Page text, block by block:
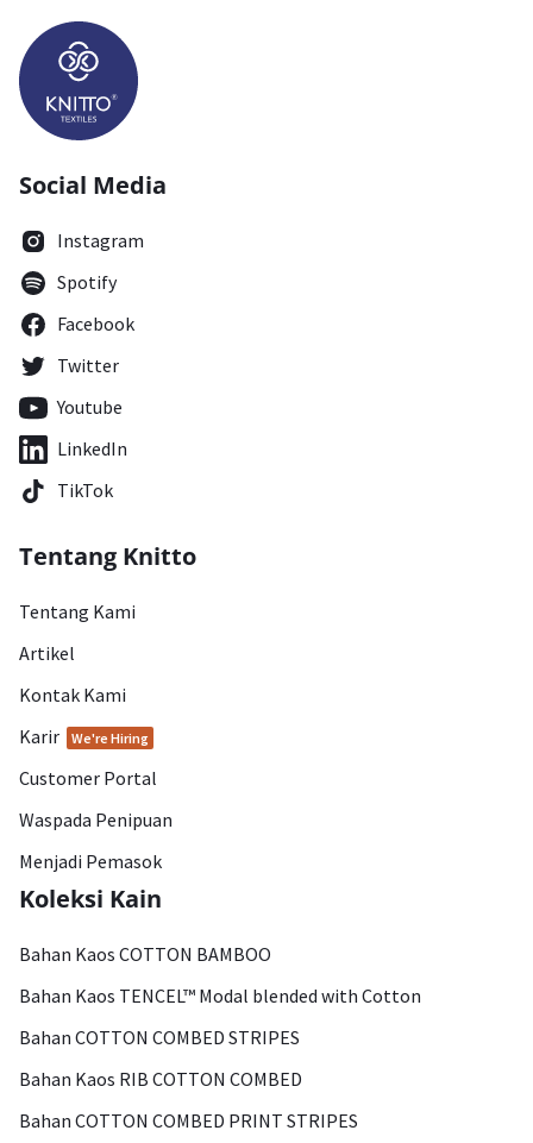
Social Media
Instagram
Spotify
Facebook
Twitter
Youtube
LinkedIn
TikTok
Tentang Knitto
Tentang Kami
Artikel
Kontak Kami
Karir
We're Hiring
Customer Portal
Waspada Penipuan
Menjadi Pemasok
Koleksi Kain
Bahan Kaos COTTON BAMBOO
Bahan Kaos TENCEL™ Modal blended with Cotton
Bahan COTTON COMBED STRIPES
Bahan Kaos RIB COTTON COMBED
Bahan COTTON COMBED PRINT STRIPES